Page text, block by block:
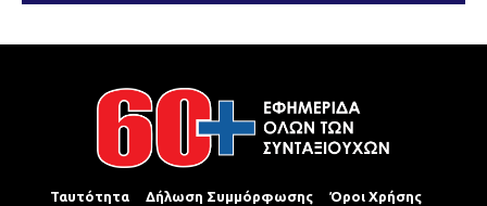
Ταυτότητα Δήλωση Συμμόρφωσης
Όροι Χρήσης